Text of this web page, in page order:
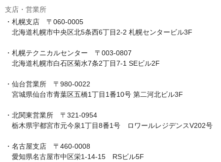
支店・営業所
・札幌支店　〒060-0005
北海道札幌市中央区北5条西6丁目2-2 札幌センタービル3F
・札幌テクニカルセンター　〒003-0807
北海道札幌市白石区菊水7条2丁目7-1 SEビル2F
・仙台営業所　〒980-0022
宮城県仙台市青葉区五橋1丁目1番10号 第二河北ビル3F
・北関東営業所　〒321-0954
栃木県宇都宮市元今泉1丁目8番1号　ロワールレジデンスV202号
・名古屋支店　〒460-0008
愛知県名古屋市中区栄1-14-15　RSビル5F